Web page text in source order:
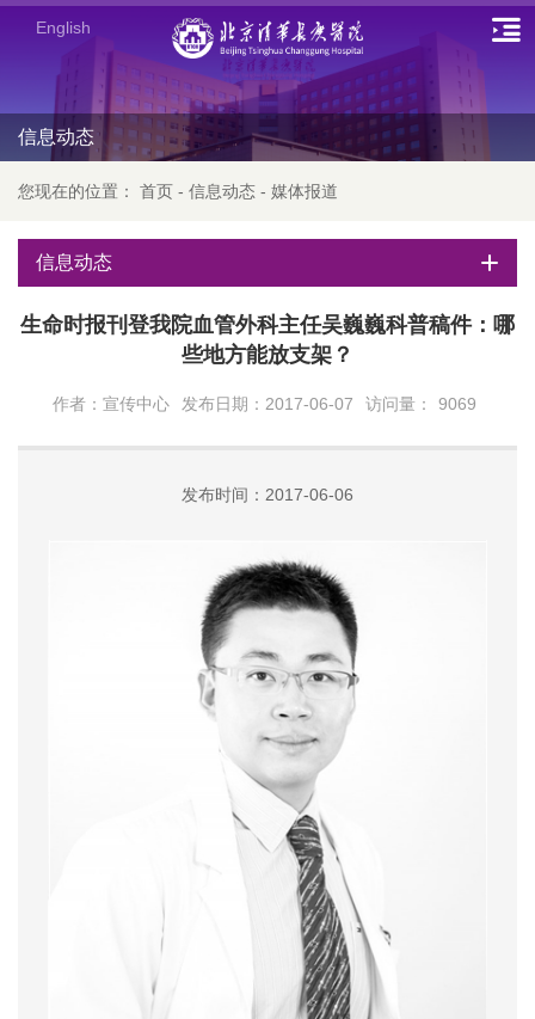
English
信息动态
您现在的位置： 首页 - 信息动态 - 媒体报道
信息动态
生命时报刊登我院血管外科主任吴巍巍科普稿件：哪
些地方能放支架？
作者：宣传中心 发布日期：2017-06-07 访问量： 9069
发布时间：2017-06-06